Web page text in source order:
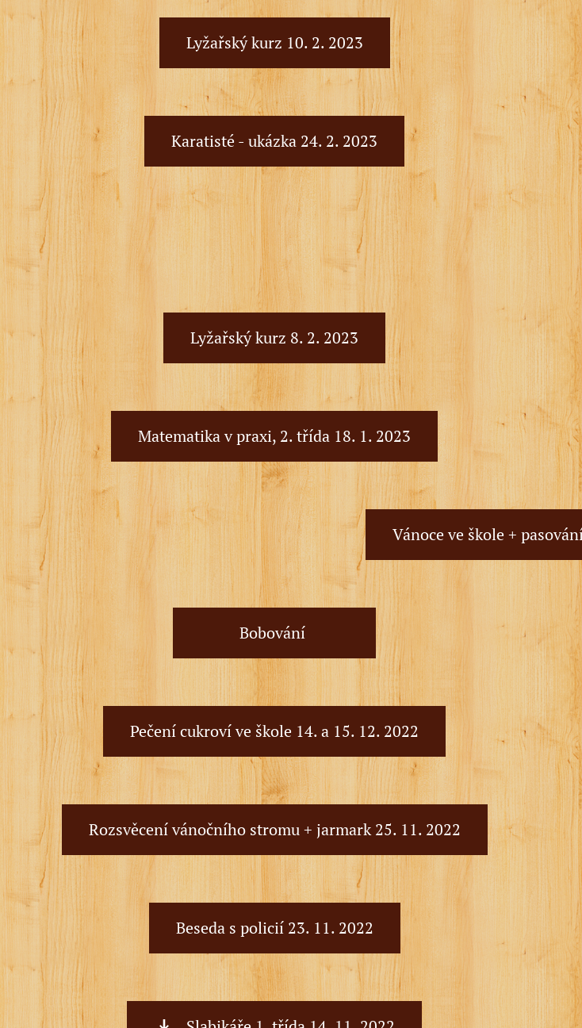
Lyžařský kurz 10. 2. 2023
Karatisté - ukázka 24. 2. 2023
Lyžařský kurz 8. 2. 2023
Matematika v praxi, 2. třída 18. 1. 2023
Vánoce ve škole +
Bobování
Pečení cukroví ve škole 14. a 15. 12. 2022
Rozsvěcení vánočního stromu + jarmark 25. 11. 2022
Beseda s policií 23. 11. 2022